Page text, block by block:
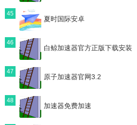
45
夏时国际安卓
46
白鲸加速器官方正版下载安装
47
原子加速器官网3.2
48
加速器免费加速